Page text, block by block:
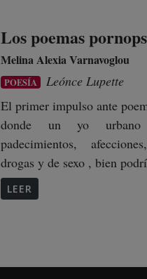
Los poemas
Melina Alexia Varnavoglou
POESÍA
Leónce Lupette
El primer impulso ante
donde un yo
padecimientos,
drogas y de sexo , bien
LEER